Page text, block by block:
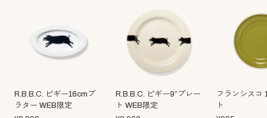
R.B.B.C. ピギー16cmプ
ラター WEB限定
R.B.B.C. ピギー9”プレー
ト WEB限定
フランシスコ
ト